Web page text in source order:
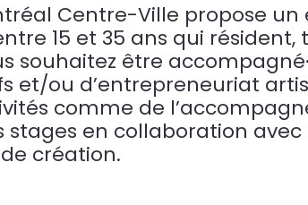
Centre-Ville propose
15 et 35 ans qui
souhaitez être
et/ou d’entrepreneuriat
comme de
en collaboration
création.